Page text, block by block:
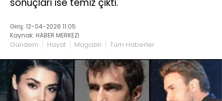
sonuçları ise temiz çıktı.
Giriş: 12-04-2026 11:05
Kaynak: HABER MERKEZI
Gündem Hayat Magazin Tüm Haberler